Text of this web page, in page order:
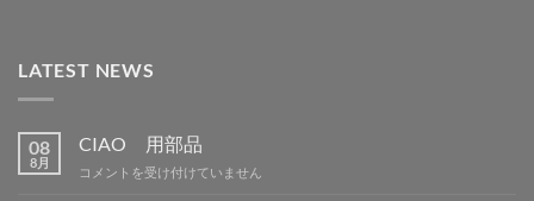
LATEST NEWS
08
8月
CIAO 用部品
CIAO
コメントを受け付けていません